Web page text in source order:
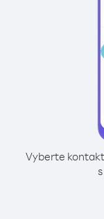
Vyberte